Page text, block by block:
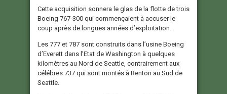
Cette acquisition sonnera le glas de la flotte de trois
Boeing 767-300 qui commençaient à accuser le
coup après de longues années d’exploitation.
Les 777 et 787 sont construits dans l’usine Boeing
d’Everett dans l’Etat de Washington à quelques
kilomètres au Nord de Seattle, contrairement aux
célébres 737 qui sont montés à Renton au Sud de
Seattle.